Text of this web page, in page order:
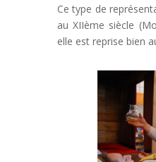
Ce type de
au XIIème siècle
elle est reprise bien